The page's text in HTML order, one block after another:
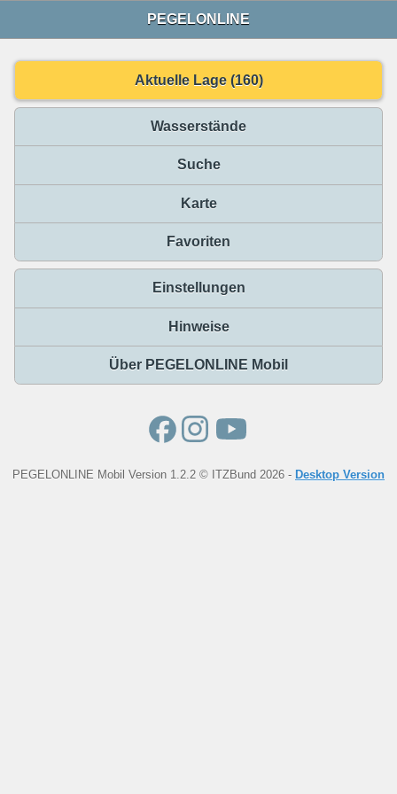
PEGELONLINE
Aktuelle Lage (160)
Wasserstände
Suche
Karte
Favoriten
Einstellungen
Hinweise
Über PEGELONLINE Mobil
PEGELONLINE Mobil Version 1.2.2 © ITZBund 2026 - Desktop Version